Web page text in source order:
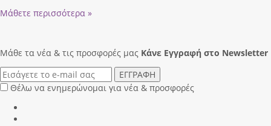
Μάθετε περισσότερα »
Μάθε τα νέα & τις προσφορές μας Κάνε Eγγραφή στο Newsletter
ΕΓΓΡΑΦΗ
Θέλω να ενημερώνομαι για νέα & προσφορές